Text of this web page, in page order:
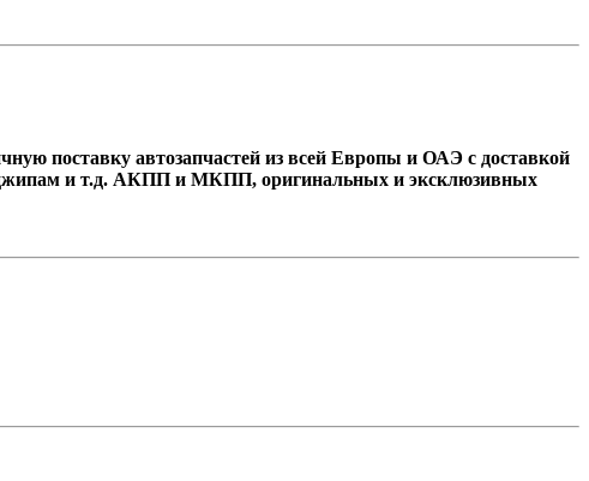
поставку автозапчастей из всей Европы и ОАЭ с доставкой
джипам и т.д. АКПП и МКПП, оригинальных и эксклюзивных